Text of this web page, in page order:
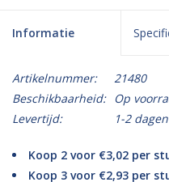
Informatie
Artikelnummer:
21480
Beschikbaarheid: Op
Levertijd:
1-2 dagen
Koop 2 voor €3,02 per
Koop 3 voor €2,93 per